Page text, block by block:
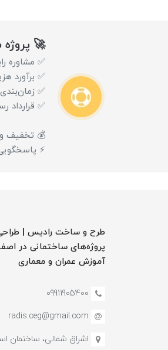
🚀
✅ مشاوره
✅ برآورد
✅
✅ قرارداد
💰 تخفیف ویژه ما: طراحی
⚡ پاسخگویی
طرح و ساخت رادیس |
پروژه‌های ساختمانی در
آموزش‌ عمران و معماری
09911905400
radis.ceg@gmail.com
اشراق شمالی، ساختمان